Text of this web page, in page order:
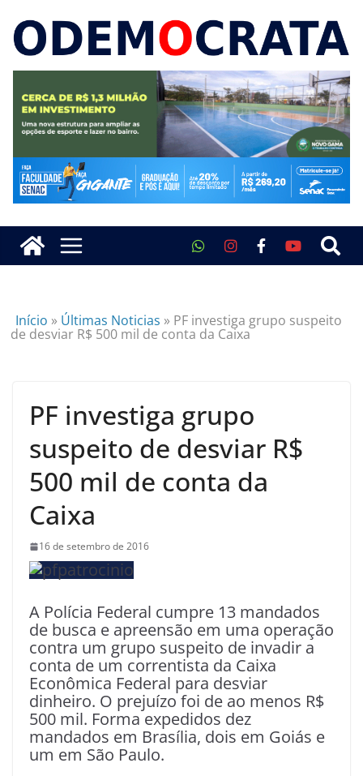
Início » Últimas Noticias » PF investiga grupo suspeito
de desviar R$ 500 mil de conta da Caixa
PF investiga grupo
suspeito de desviar R$
500 mil de conta da
Caixa
16 de setembro de 2016
A Polícia Federal cumpre 13 mandados
de busca e apreensão em uma operação
contra um grupo suspeito de invadir a
conta de um correntista da Caixa
Econômica Federal para desviar
dinheiro. O prejuízo foi de ao menos R$
500 mil. Forma expedidos dez
mandados em Brasília, dois em Goiás e
um em São Paulo.